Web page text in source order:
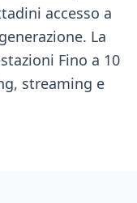
accesso a
La
Fino a 10
streaming e